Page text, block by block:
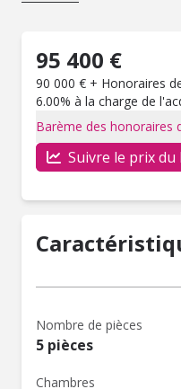
95 400 €
90 000 € + Honoraires
6.00% à la charge de
Barème des honoraires
Suivre le prix du
Nombre de pièces
5 pièces
Chambres